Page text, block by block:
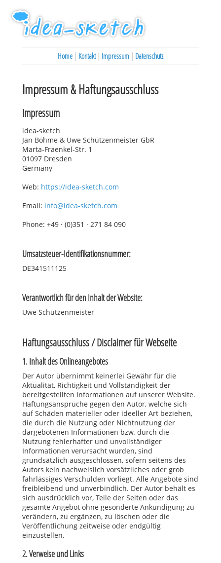
Home| Kontakt| Impressum| Datenschutz
Impressum & Haftungsausschluss
Impressum
idea-sketch
Jan Böhme & Uwe Schützenmeister GbR
Marta-Fraenkel-Str. 1
01097 Dresden
Germany
Web: https://idea-sketch.com
Email: info@idea-sketch.com
Phone: +49 · (0)351 · 271 84 090
Umsatzsteuer-Identifikationsnummer:
DE341511125
Verantwortlich für den Inhalt der Website:
Uwe Schützenmeister
Haftungsausschluss / Disclaimer für Webseite
1. Inhalt des Onlineangebotes
Der Autor übernimmt keinerlei Gewähr für die
Aktualität, Richtigkeit und Vollständigkeit der
bereitgestellten Informationen auf unserer Website.
Haftungsansprüche gegen den Autor, welche sich
auf Schäden materieller oder ideeller Art beziehen,
die durch die Nutzung oder Nichtnutzung der
dargebotenen Informationen bzw. durch die
Nutzung fehlerhafter und unvollständiger
Informationen verursacht wurden, sind
grundsätzlich ausgeschlossen, sofern seitens des
Autors kein nachweislich vorsätzliches oder grob
fahrlässiges Verschulden vorliegt. Alle Angebote sind
freibleibend und unverbindlich. Der Autor behält es
sich ausdrücklich vor, Teile der Seiten oder das
gesamte Angebot ohne gesonderte Ankündigung zu
verändern, zu ergänzen, zu löschen oder die
Veröffentlichung zeitweise oder endgültig
einzustellen.
2. Verweise und Links